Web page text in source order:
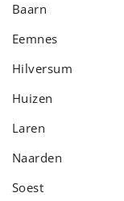
Baarn
Eemnes
Hilversum
Huizen
Laren
Naarden
Soest